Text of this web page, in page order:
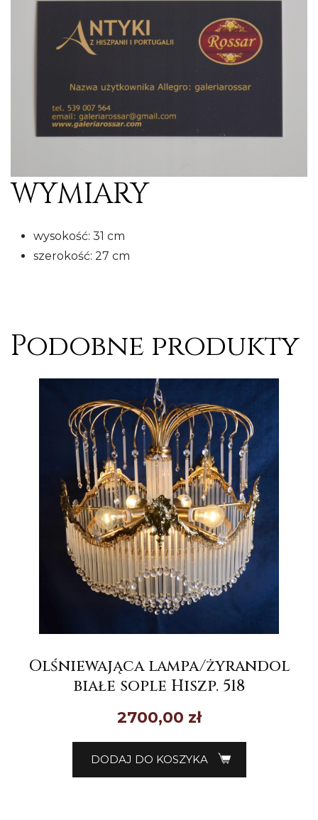
WYMIARY
wysokość: 31 cm
szerokość: 27 cm
Podobne produkty
Olśniewająca lampa/żyrandol
białe sople Hiszp. 518
2700,00 zł
DODAJ DO KOSZYKA